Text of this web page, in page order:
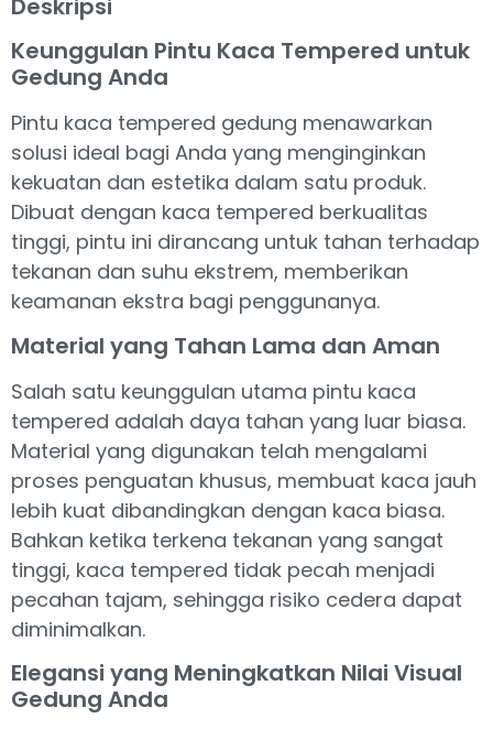
Deskripsi
Keunggulan Pintu Kaca Tempered untuk
Gedung Anda
Pintu kaca tempered gedung menawarkan
solusi ideal bagi Anda yang menginginkan
kekuatan dan estetika dalam satu produk.
Dibuat dengan kaca tempered berkualitas
tinggi, pintu ini dirancang untuk tahan terhadap
tekanan dan suhu ekstrem, memberikan
keamanan ekstra bagi penggunanya.
Material yang Tahan Lama dan Aman
Salah satu keunggulan utama pintu kaca
tempered adalah daya tahan yang luar biasa.
Material yang digunakan telah mengalami
proses penguatan khusus, membuat kaca jauh
lebih kuat dibandingkan dengan kaca biasa.
Bahkan ketika terkena tekanan yang sangat
tinggi, kaca tempered tidak pecah menjadi
pecahan tajam, sehingga risiko cedera dapat
diminimalkan.
Elegansi yang Meningkatkan Nilai Visual
Gedung Anda